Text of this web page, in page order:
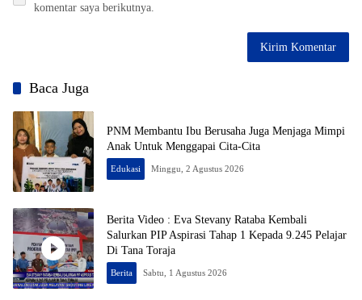
komentar saya berikutnya.
Baca Juga
PNM Membantu Ibu Berusaha Juga Menjaga Mimpi
Anak Untuk Menggapai Cita-Cita
Edukasi Minggu, 2 Agustus 2026
Berita Video : Eva Stevany Rataba Kembali
Salurkan PIP Aspirasi Tahap 1 Kepada 9.245 Pelajar
Di Tana Toraja
Berita Sabtu, 1 Agustus 2026